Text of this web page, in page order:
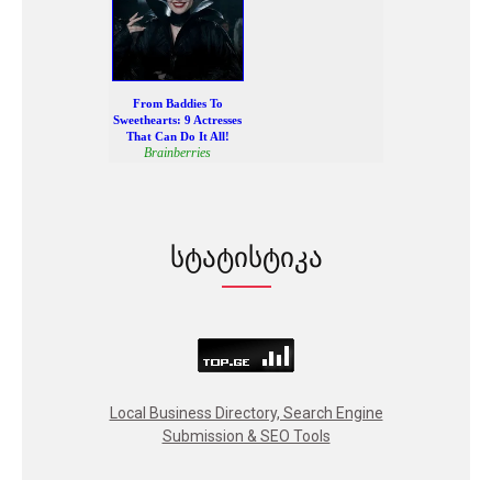
სტატისტიკა
Local Business Directory, Search Engine
Submission & SEO Tools